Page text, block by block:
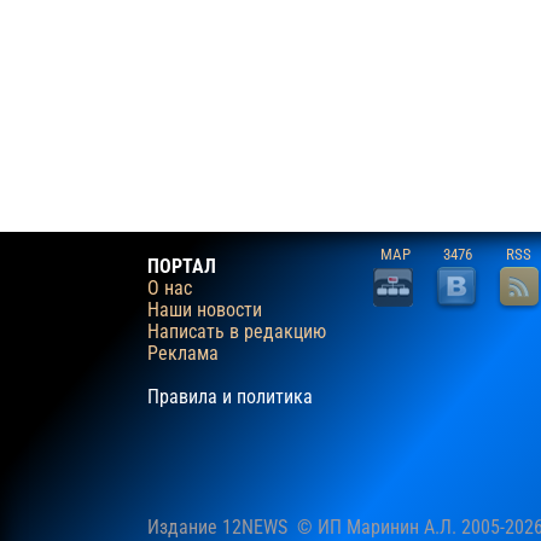
ПОРТАЛ
О нас
Наши новости
Написать в редакцию
Реклама
Правила и политика
MAP 3476 RSS
Издание 12NEWS © ИП Маринин А.Л. 2005-